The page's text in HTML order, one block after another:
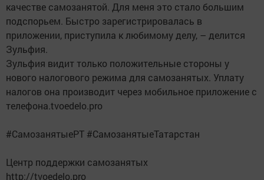
качестве самозанятой. Для меня это стало большим
подспорьем. Быстро зарегистрировалась в
приложении, приступила к любимому делу, – делится
Зульфия.
Зульфия видит только положительные стороны у
нового налогового режима для самозанятых. Уплату
налогов она производит через мобильное приложение с
телефона.tvoedelo.pro
#СамозанятыеРТ #СамозанятыеТатарстан
Центр поддержки самозанятых
http://tvoedelo.pro